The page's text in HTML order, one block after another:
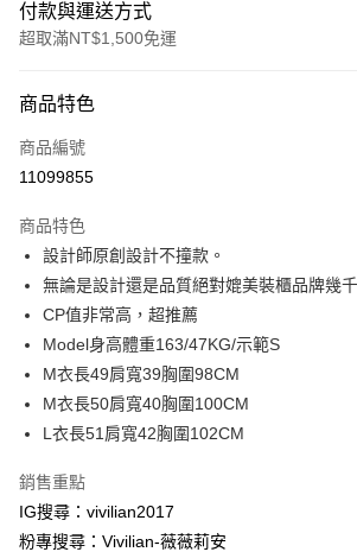
付款與運送方式
超取滿NT$1,500免運
信用卡一次付款
信用卡分期付款
合作金庫商業銀行
華南商業銀行
上海商業儲蓄銀行
台北富邦
國泰世華商業銀行
臺灣中小企業銀行
匯豐（台灣）商業銀行
聯邦商業銀行
元大商業銀行
玉山商業銀行
台灣樂天信用卡公司
超商取貨付款
LINE Pay
街口支付
大哥付你分期
相關說明
商品特色
商品編號
11099855
商品特色
設計師原創設計不撞款。
無論是設計還是品質絕對媲美裝櫃品牌幾
CP值非常高，超推薦
Model身高體重163/47KG/示範S
M衣長49肩寬39胸圍98CM
M衣長50肩寬40胸圍100CM
L衣長51肩寬42胸圍102CM
銷售重點
IG搜尋：vivilian2017
粉專搜尋：Vivilian-薇薇莉安